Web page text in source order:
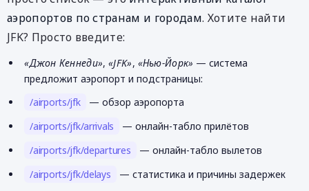
аэропортов по странам и городам. Хотите найти
JFK? Просто введите:
«Джон Кеннеди»,«JFK», «Нью-Йорк» — система
предложит аэропорт и подстраницы:
/airports/jfk
— обзор аэропорта
/airports/jfk/arrivals
— онлайн-табло прилётов
/airports/jfk/departures
— онлайн-табло вылетов
/airports/jfk/delays
— статистика и причины задержек